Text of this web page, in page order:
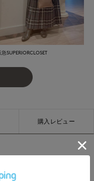
SUPERIORCLOSET
購入レビュー
・アウトを問わず、バ